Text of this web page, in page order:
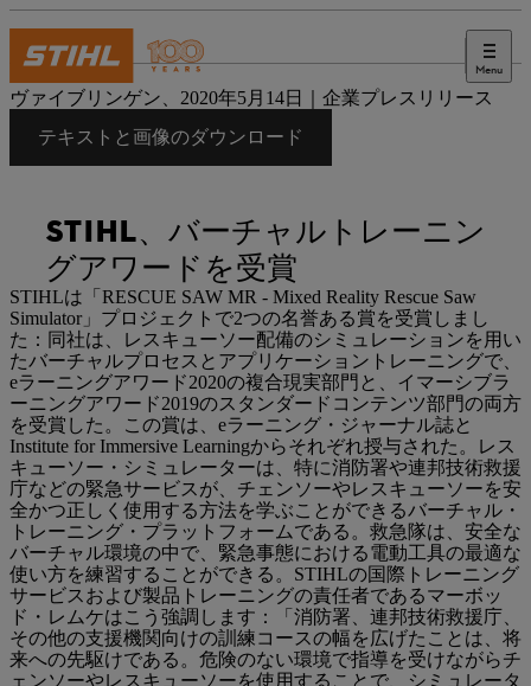
Menu
プレス
ヴァイブリンゲン、2020年5月14日｜企業プレスリリース
テキストと画像のダウンロード
STIHL、バーチャルトレーニン
グアワードを受賞
STIHLは「RESCUE SAW MR - Mixed Reality Rescue Saw
Simulator」プロジェクトで2つの名誉ある賞を受賞しまし
た：同社は、レスキューソー配備のシミュレーションを用い
たバーチャルプロセスとアプリケーショントレーニングで、
eラーニングアワード2020の複合現実部門と、イマーシブラ
ーニングアワード2019のスタンダードコンテンツ部門の両方
を受賞した。この賞は、eラーニング・ジャーナル誌と
Institute for Immersive Learningからそれぞれ授与された。レス
キューソー・シミュレーターは、特に消防署や連邦技術救援
庁などの緊急サービスが、チェンソーやレスキューソーを安
全かつ正しく使用する方法を学ぶことができるバーチャル・
トレーニング・プラットフォームである。救急隊は、安全な
バーチャル環境の中で、緊急事態における電動工具の最適な
使い方を練習することができる。STIHLの国際トレーニング
サービスおよび製品トレーニングの責任者であるマーボッ
ド・レムケはこう強調します：「消防署、連邦技術救援庁、
その他の支援機関向けの訓練コースの幅を広げたことは、将
来への先駆けである。危険のない環境で指導を受けながらチ
ェンソーやレスキューソーを使用することで、シミュレータ